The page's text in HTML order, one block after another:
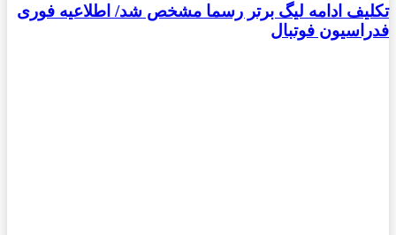
تکلیف ادامه لیگ برتر رسما مشخص شد/ اطلاعیه فوری
فدراسیون فوتبال